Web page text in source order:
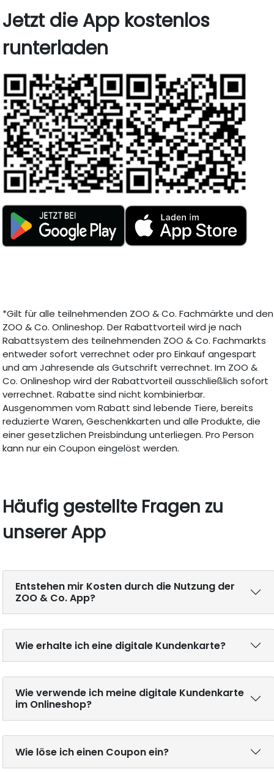
Jetzt die App kostenlos
runterladen
*Gilt für alle teilnehmenden ZOO & Co. Fachmärkte und den
ZOO & Co. Onlineshop. Der Rabattvorteil wird je nach
Rabattsystem des teilnehmenden ZOO & Co. Fachmarkts
entweder sofort verrechnet oder pro Einkauf angespart
und am Jahresende als Gutschrift verrechnet. Im ZOO &
Co. Onlineshop wird der Rabattvorteil ausschließlich sofort
verrechnet. Rabatte sind nicht kombinierbar.
Ausgenommen vom Rabatt sind lebende Tiere, bereits
reduzierte Waren, Geschenkkarten und alle Produkte, die
einer gesetzlichen Preisbindung unterliegen. Pro Person
kann nur ein Coupon eingelöst werden.
Häufig gestellte Fragen zu
unserer App
Entstehen mir Kosten durch die Nutzung der
ZOO & Co. App?
Wie erhalte ich eine digitale Kundenkarte?
Wie verwende ich meine digitale Kundenkarte
im Onlineshop?
Wie löse ich einen Coupon ein?